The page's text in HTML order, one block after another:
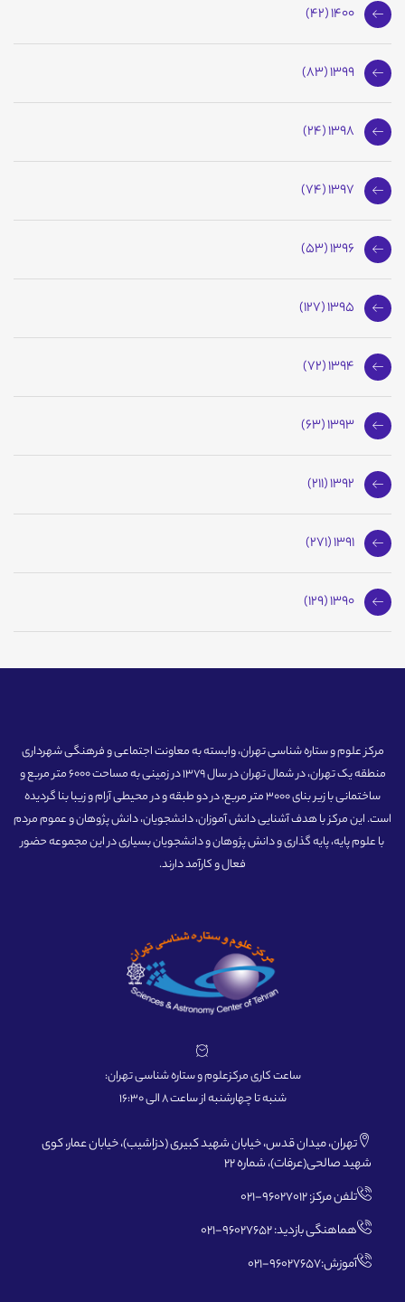
1400 (42)
1399 (83)
1398 (24)
1397 (74)
1396 (53)
1395 (127)
1394 (72)
1393 (63)
1392 (211)
1391 (271)
1390 (129)
مرکز علوم و ستاره شناسی تهران، وابسته به معاونت اجتماعی و فرهنگی شهرداری
منطقه یک تهران، در شمال تهران در سال 1379 در زمینی به مساحت 6000 متر مربع و
ساختمانی با زیر بنای 3000 متر مربع، در دو طبقه و در محیطی آرام و زیبا بنا گردیده
است. این مرکز با هدف آشنایی دانش آموزان، دانشجویان، دانش پژوهان و عموم مردم
با علوم پایه، پایه گذاری و دانش پژوهان و دانشجویان بسیاری در این مجموعه حضور
فعال و کارآمد دارند.
ساعت کاری مرکزعلوم و ستاره شناسی تهران:
شنبه تا چهارشنبه از ساعت 8 الی 16:30
تهران، میدان قدس، خیابان شهید کبیری (دزاشیب)، خیابان عمار، کوی
شهید صالحی(عرفات)، شماره 22
تلفن مرکز: 96027012-021
هماهنگی بازدید: 96027652-021
آموزش:96027657-021